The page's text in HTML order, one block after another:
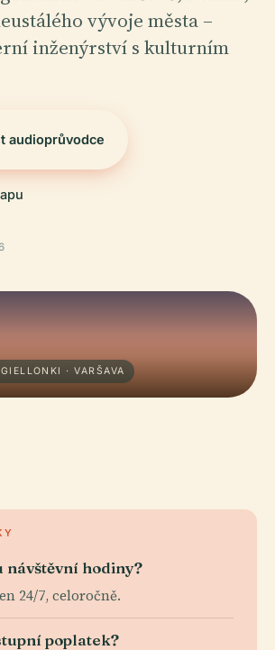
vývoje města –
inženýrství s kulturním
audioprůvodce
· VARŠAVA
návštěvní hodiny?
24/7, celoročně.
poplatek?